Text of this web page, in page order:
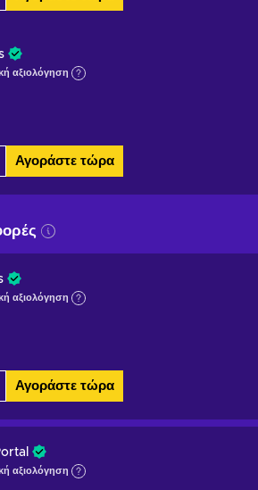
αξιολόγηση
Αγοράστε τώρα
αξιολόγηση
Αγοράστε τώρα
αξιολόγηση